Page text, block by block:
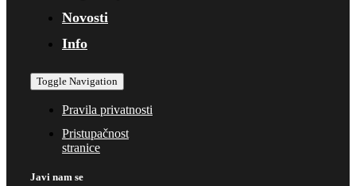
Novosti
Info
Toggle Navigation
Pravila privatnosti
Pristupačnost
stranice
Javi nam se